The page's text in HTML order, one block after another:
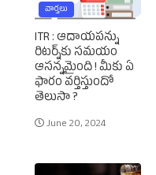
వార్తలు
ITR : ఆదాయపన్ను
రిటర్న్‌కు సమయం
ఆసన్నమైంది ! మీకు ఏ
ఫారం వర్తిస్తుందో
తెలుసా ?
June 20, 2024